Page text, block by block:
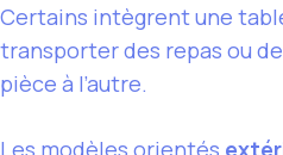
Certains intègrent une
transporter des repas ou
pièce à l’autre.
Les modèles orientés